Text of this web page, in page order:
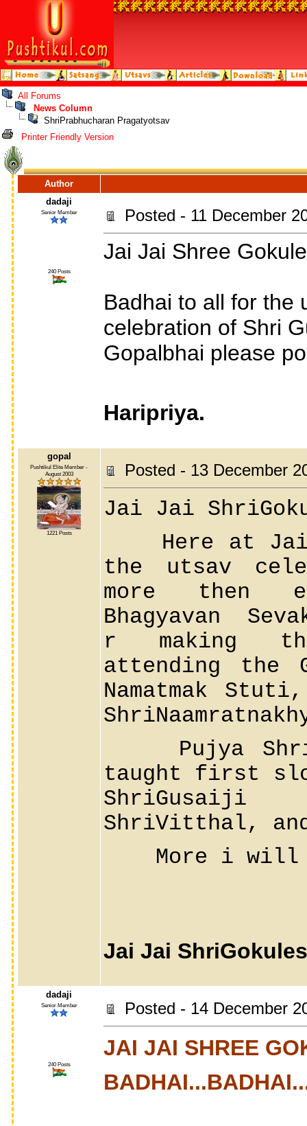
All Forums
News Column
ShriPrabhucharan Pragatyotsav
Printer Friendly Version
Author
dadaji
Senior Member
240 Posts
Posted - 11 December
Jai Jai Shree
Badhai to all for the
celebration of Shri
Gopalbhai please
Haripriya.
gopal
Pushtikul Elite Member -
August 2003
1221 Posts
Posted - 13 December
Jai Jai
Here at Jai
the utsav
more then
Bhagyavan
r making
attending the
Namatmak
Pujya
taught first
ShriVitthal,
More i will
Jai Jai
dadaji
Senior Member
240 Posts
Posted - 14 December
JAI JAI SHREE